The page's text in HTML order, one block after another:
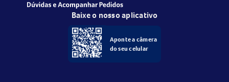
Baixe o nosso aplicativo
Aponte a câmera
do seu celular